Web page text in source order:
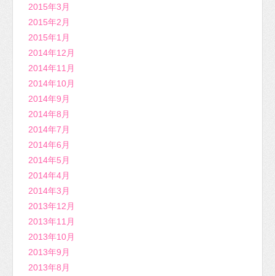
2015年3月
2015年2月
2015年1月
2014年12月
2014年11月
2014年10月
2014年9月
2014年8月
2014年7月
2014年6月
2014年5月
2014年4月
2014年3月
2013年12月
2013年11月
2013年10月
2013年9月
2013年8月